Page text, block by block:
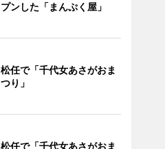
プンした「まんぷく屋」
松任で「千代女あさがおま
つり」
松任で「千代女あさがおま